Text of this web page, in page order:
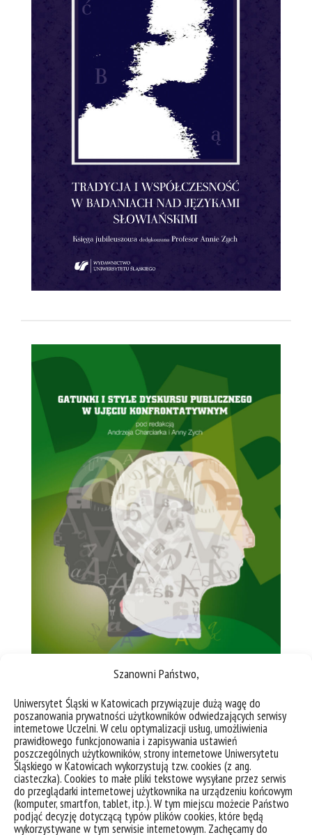
Szanowni Państwo,
Uniwersytet Śląski w Katowicach przywiązuje dużą wagę do
poszanowania prywatności użytkowników odwiedzających serwisy
internetowe Uczelni. W celu optymalizacji usług, umożliwienia
prawidłowego funkcjonowania i zapisywania ustawień
poszczególnych użytkowników, strony internetowe Uniwersytetu
Śląskiego w Katowicach wykorzystują tzw. cookies (z ang.
ciasteczka). Cookies to małe pliki tekstowe wysyłane przez serwis
do przeglądarki internetowej użytkownika na urządzeniu końcowym
(komputer, smartfon, tablet, itp.). W tym miejscu możecie Państwo
podjąć decyzję dotyczącą typów plików cookies, które będą
wykorzystywane w tym serwisie internetowym. Zachęcamy do
Andrzej Charciarek, Anna
Zych (red.),Gatunki i style
dyskursu publicznego w ujęciu
konfrontatywnym
Wydawnictwo Uniwersytetu Śląskiego. Katowice 2019.